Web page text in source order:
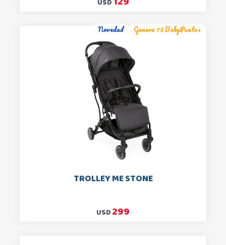
Novedad Genera 73 BabyPuntos
TROLLEY ME STONE
USD299